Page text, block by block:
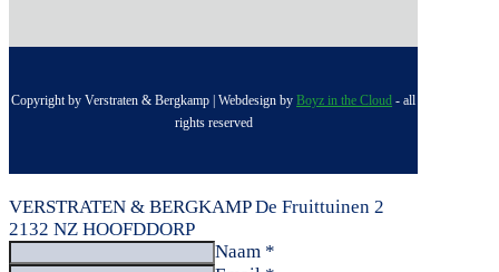
Copyright by Verstraten & Bergkamp | Webdesign byBoyz in the Cloud - all
rights reserved
VERSTRATEN & BERGKAMP De Fruittuinen 2
2132 NZ HOOFDDORP
Naam *